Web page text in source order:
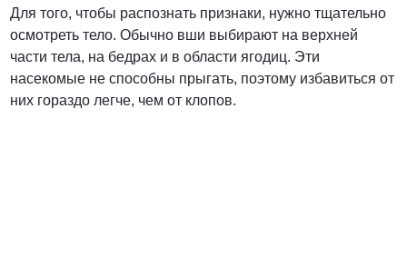
Для того, чтобы распознать признаки, нужно тщательно
осмотреть тело. Обычно вши выбирают на верхней
части тела, на бедрах и в области ягодиц. Эти
насекомые не способны прыгать, поэтому избавиться от
них гораздо легче, чем от клопов.